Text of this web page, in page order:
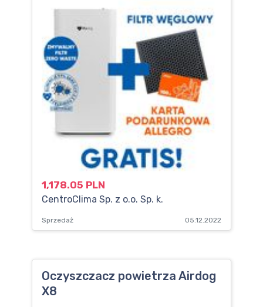
1,178.05 PLN
CentroClima Sp. z o.o. Sp. k.
Sprzedaż 05.12.2022
Oczyszczacz powietrza Airdog
X8